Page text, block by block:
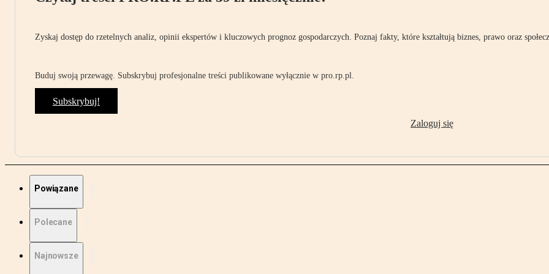
Zyskaj dostęp do rzetelnych analiz, opinii ekspertów i kluczowych prognoz gospodarczych. Poznaj fakty, które kształtują biznes, prawo oraz
Buduj swoją przewagę. Subskrybuj profesjonalne treści publikowane wyłącznie w pro.rp.pl.
Subskrybuj!
Zaloguj się
Powiązane
Polecane
Najnowsze